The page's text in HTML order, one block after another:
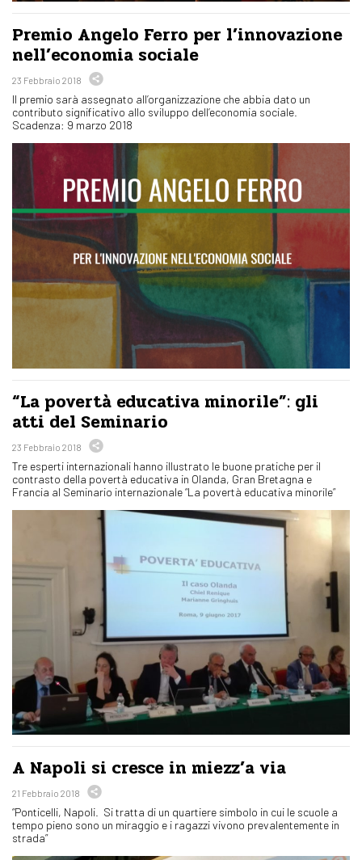
Premio Angelo Ferro per l’innovazione
nell’economia sociale
23 Febbraio 2018
Il premio sarà assegnato all’organizzazione che abbia dato un
contributo significativo allo sviluppo dell’economia sociale.
Scadenza: 9 marzo 2018
“La povertà educativa minorile”: gli
atti del Seminario
23 Febbraio 2018
Tre esperti internazionali hanno illustrato le buone pratiche per il
contrasto della povertà educativa in Olanda, Gran Bretagna e
Francia al Seminario internazionale “La povertà educativa minorile”
A Napoli si cresce in miezz’a via
21 Febbraio 2018
“Ponticelli, Napoli. Si tratta di un quartiere simbolo in cui le scuole a
tempo pieno sono un miraggio e i ragazzi vivono prevalentemente in
strada”